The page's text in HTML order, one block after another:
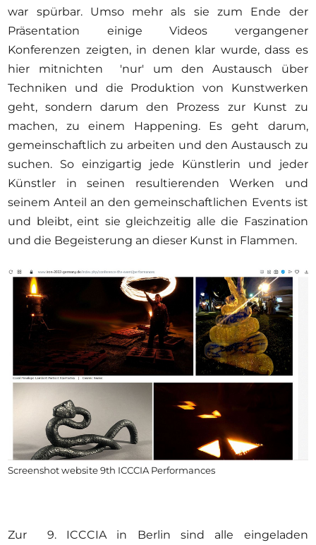
war spürbar. Umso mehr als sie zum Ende der
Präsentation einige Videos vergangener
Konferenzen zeigten, in denen klar wurde, dass es
hier mitnichten 'nur' um den Austausch über
Techniken und die Produktion von Kunstwerken
geht, sondern darum den Prozess zur Kunst zu
machen, zu einem Happening. Es geht darum,
gemeinschaftlich zu arbeiten und den Austausch zu
suchen. So einzigartig jede Künstlerin und jeder
Künstler in seinen resultierenden Werken und
seinem Anteil an den gemeinschaftlichen Events ist
und bleibt, eint sie gleichzeitig alle die Faszination
und die Begeisterung an dieser Kunst in Flammen.
Screenshot website 9th ICCCIA Performances
Zur 9. ICCCIA in Berlin sind alle eingeladen